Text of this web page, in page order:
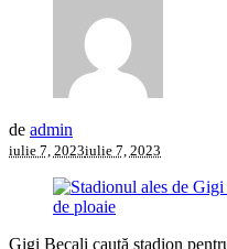
de admin
iulie 7, 2023iulie 7, 2023
Gigi Becali caută stadion